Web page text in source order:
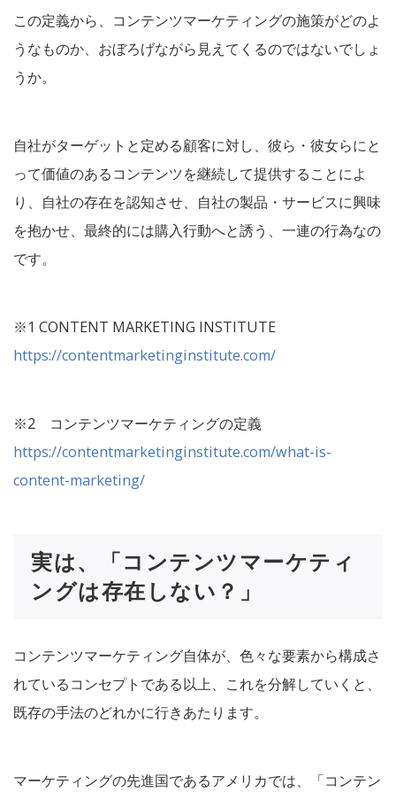
この定義から、コンテンツマーケティングの施策がどのよ
うなものか、おぼろげながら見えてくるのではないでしょ
うか。
自社がターゲットと定める顧客に対し、彼ら・彼女らにと
って価値のあるコンテンツを継続して提供することによ
り、自社の存在を認知させ、自社の製品・サービスに興味
を抱かせ、最終的には購入行動へと誘う、一連の行為なの
です。
※1 CONTENT MARKETING INSTITUTE
https://contentmarketinginstitute.com/
※2 コンテンツマーケティングの定義
https://contentmarketinginstitute.com/what-is-
content-marketing/
実は、「コンテンツマーケティ
ングは存在しない？」
コンテンツマーケティング自体が、色々な要素から構成さ
れているコンセプトである以上、これを分解していくと、
既存の手法のどれかに行きあたります。
マーケティングの先進国であるアメリカでは、「コンテン